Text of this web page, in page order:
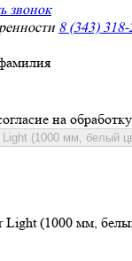
звонок
8 (343) 318-
на
(1000 мм, белый
Light (1000 мм,